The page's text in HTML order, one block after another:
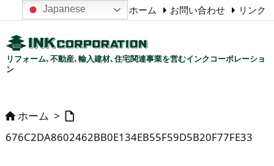
リフォーム､不動産､輸入建材､住宅関連事業を営むインクコーポレーショ
ン
ホーム お問い合わせ リンク
ホーム > 
676C2DA8602462BB0E134EB55F59D5B20F77FE33
Japanese